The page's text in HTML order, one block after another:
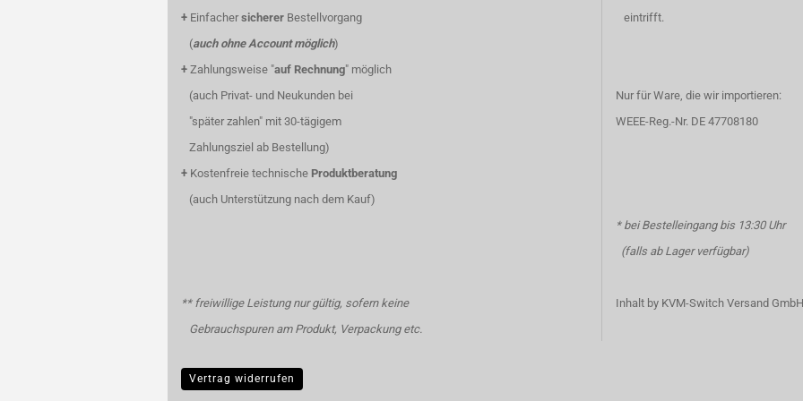
+ Einfacher sicherer Bestellvorgang
(auch ohne Account möglich)
+ Zahlungsweise "auf Rechnung" möglich
(auch Privat- und Neukunden bei
"später zahlen" mit 30-tägigem
Zahlungsziel ab Bestellung)
+ Kostenfreie technische Produktberatung
(auch Unterstützung nach dem Kauf)
** freiwillige Leistung nur gültig, sofern keine
Gebrauchspuren am Produkt, Verpackung etc.
eintrifft.
Nur für Ware, die wir importieren:
WEEE-Reg.-Nr. DE 47708180
* bei Bestelleingang bis 13:30 Uhr
(falls ab Lager verfügbar)
Inhalt by KVM-Switch Versand
Vertrag widerrufen